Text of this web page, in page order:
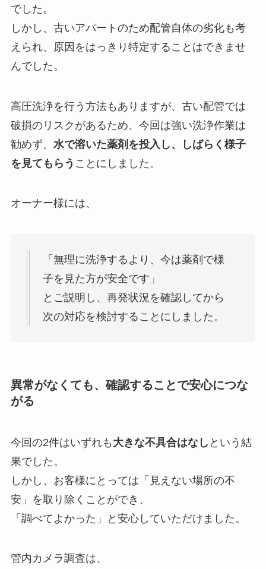
でした。
しかし、古いアパートのため配管自体の劣化も考
えられ、原因をはっきり特定することはできませ
んでした。
高圧洗浄を行う方法もありますが、古い配管では
破損のリスクがあるため、今回は強い洗浄作業は
勧めず、 水で溶いた薬剤を投入し、しばらく様子
を見てもらう ことにしました。
オーナー様には、
「無理に洗浄するより、今は薬剤で様
子を見た方が安全です」
とご説明し、再発状況を確認してから
次の対応を検討することにしました。
異常がなくても、確認することで安心につな
がる
今回の2件はいずれも 大きな不具合はなし という結
果でした。
しかし、お客様にとっては「見えない場所の不
安」を取り除くことができ、
「調べてよかった」と安心していただけました。
管内カメラ調査は、